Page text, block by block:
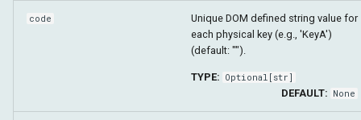
code
Unique DOM defined string value for
each physical key (e.g., 'KeyA')
(default: "").
TYPE: Optional [str]
DEFAULT: None